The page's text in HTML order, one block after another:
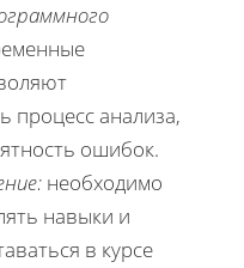
процесс анализа,
ошибок.
необходимо
навыки и
в курсе